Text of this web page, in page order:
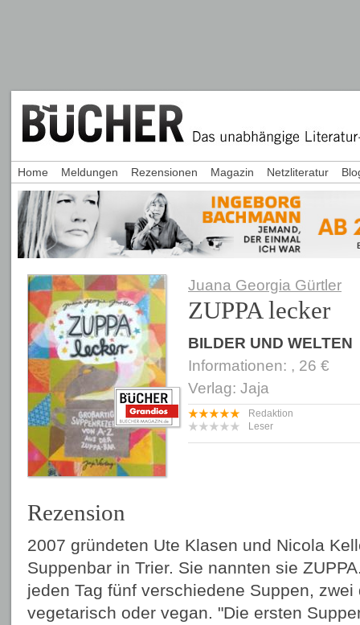
Juana Georgia Gürtler
ZUPPA lecker
BILDER UND WELTEN
Informationen: , 26 €
Verlag: Jaja
Redaktion
Leser
Rezension
2007 gründeten Ute Klasen und Nicola
Suppenbar in Trier. Sie nannten sie
jeden Tag fünf verschiedene Suppen,
vegetarisch oder vegan. "Die ersten
Home Meldungen Rezensionen Magazin Netzliteratur